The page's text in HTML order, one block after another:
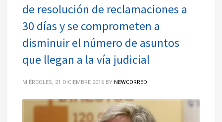
de resolución de reclamaciones a
30 días y se comprometen a
disminuir el número de asuntos
que llegan a la vía judicial
MIÉRCOLES, 21 DICIEMBRE 2016 BY NEWCORRED